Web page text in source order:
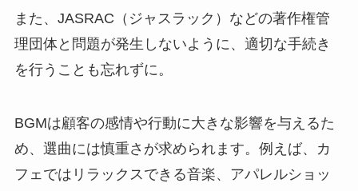
また、JASRAC（ジャスラック）などの著作権管
理団体と問題が発生しないように、適切な手続き
を行うことも忘れずに。
BGMは顧客の感情や行動に大きな影響を与えるた
め、選曲には慎重さが求められます。例えば、カ
フェではリラックスできる音楽、アパレルショッ